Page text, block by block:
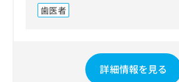
歯医者
詳細情報を見る